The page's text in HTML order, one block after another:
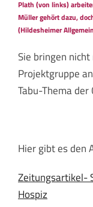
Plath (von links)
Müller gehört dazu,
(Hildesheimer
Sie bringen
Projektgruppe
Tabu-Thema
Hier gibt es den
Zeitungsartikel-
Hospiz